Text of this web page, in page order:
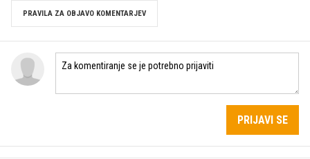
PRAVILA ZA OBJAVO KOMENTARJEV
PRIJAVI SE